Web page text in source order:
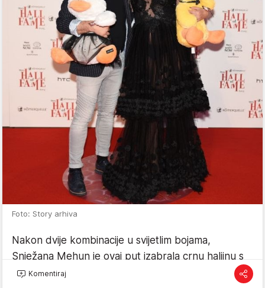
Foto: Story arhiva
Nakon dvije kombinacije u svijetlim bojama,
Snježana Mehun je ovaj put izabrala crnu haljinu s
istaknutim dekolteom koji je prekriven prozirnom
Komentiraj